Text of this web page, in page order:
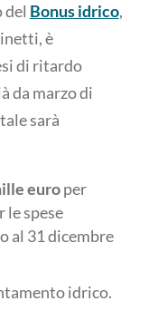
del Bonus idrico,
è
di ritardo
da marzo di
sarà
europer
le spese
al 31 dicembre
idrico.